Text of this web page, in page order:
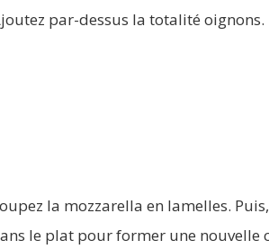
par-dessus la totalité oignons.
la mozzarella en lamelles.
le plat pour former une nouvelle